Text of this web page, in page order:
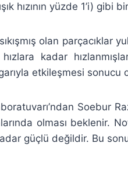
hızının yüzde 1’i) gibi
olan parçacıklar
hızlara kadar
etkileşmesi
Soebur
olması beklenir.
güçlü değildir. Bu